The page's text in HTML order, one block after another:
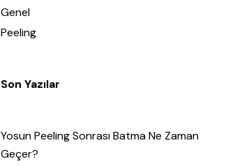
Genel
Peeling
Son Yazılar
Yosun Peeling Sonrası Batma Ne Zaman
Geçer?